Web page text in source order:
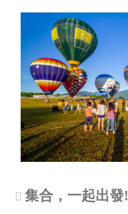
集合，一起出發!